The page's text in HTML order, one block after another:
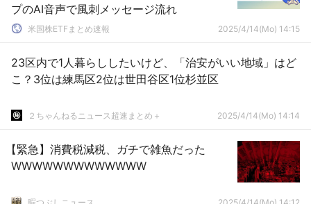
プのAI音声で風刺メッセージ流れ
米国株ETFまとめ速報 2025/4/14(Mo) 14:15
23区内で1人暮らししたいけど、「治安がいい地域」はど
こ？3位は練馬区2位は世田谷区1位杉並区
２ちゃんねるニュース超速まとめ＋ 2025/4/14(Mo) 14:14
【緊急】消費税減税、ガチで雑魚だった
WWWWWWWWWWWWW